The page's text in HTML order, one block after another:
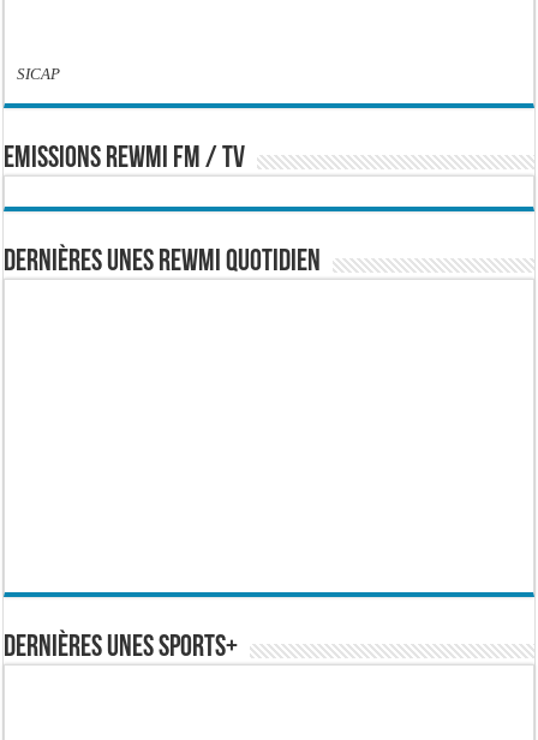
SICAP
EMISSIONS REWMI FM / TV
Dernières Unes Rewmi Quotidien
Dernières Unes Sports+